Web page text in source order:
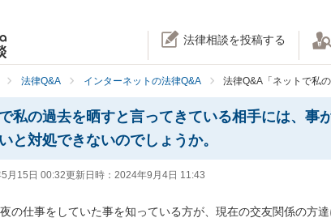
法律相談を投稿する
法律Q&A インターネットの法律Q&A 法律Q&A「ネットで私
私の過去を晒すと言ってきている相手には、事
と対処できないのでしょうか。
月15日 00:32更新日時： 2024年9月4日 11:43
の仕事をしていた事を知っている方が、現在の交友関係の方